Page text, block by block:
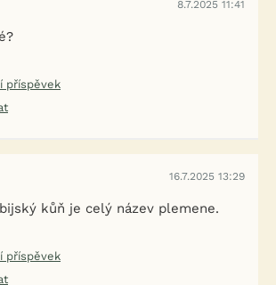
8.7.2025 11:41
příspěvek
16.7.2025 13:29
kůň je celý název plemene.
příspěvek